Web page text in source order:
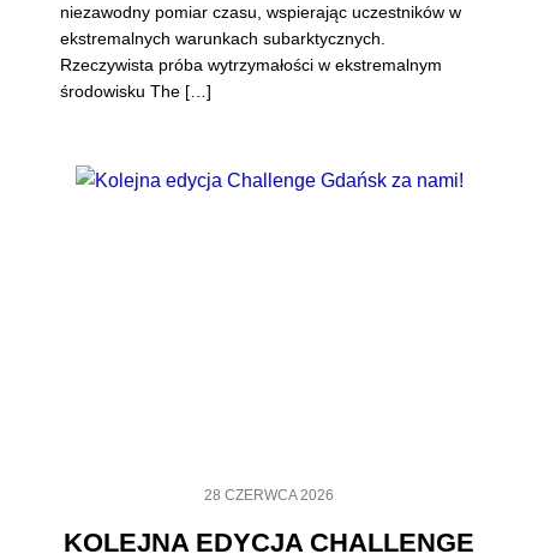
niezawodny pomiar czasu, wspierając uczestników w
ekstremalnych warunkach subarktycznych.
Rzeczywista próba wytrzymałości w ekstremalnym
środowisku The […]
28 CZERWCA 2026
KOLEJNA EDYCJA CHALLENGE